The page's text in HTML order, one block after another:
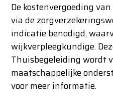
De kostenvergoeding
via de
indicatie benodigd,
wijkverpleegkundige.
Thuisbegeleiding wordt
maatschappelijke
voor meer informatie.